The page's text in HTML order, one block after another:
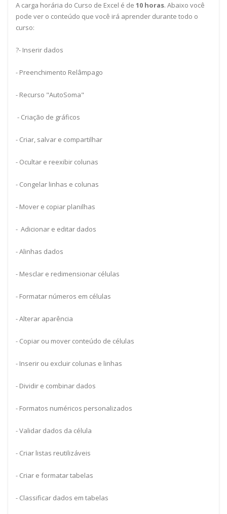
A carga horária do Curso de Excel é de 10 horas. Abaixo você
pode ver o conteúdo que você irá aprender durante todo o
curso:
?- Inserir dados
- Preenchimento Relâmpago
- Recurso "AutoSoma"
- Criação de gráficos
- Criar, salvar e compartilhar
- Ocultar e reexibir colunas
- Congelar linhas e colunas
- Mover e copiar planilhas
- Adicionar e editar dados
- Alinhas dados
- Mesclar e redimensionar células
- Formatar números em células
- Alterar aparência
- Copiar ou mover conteúdo de células
- Inserir ou excluir colunas e linhas
- Dividir e combinar dados
- Formatos numéricos personalizados
- Validar dados da célula
- Criar listas reutilizáveis
- Criar e formatar tabelas
- Classificar dados em tabelas